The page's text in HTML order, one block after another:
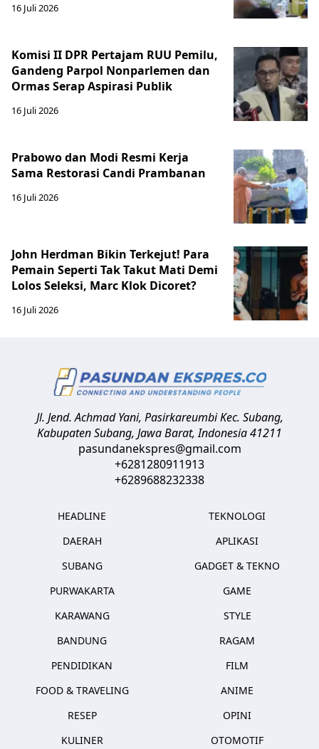
16 Juli 2026
Komisi II DPR Pertajam RUU Pemilu,
Gandeng Parpol Nonparlemen dan
Ormas Serap Aspirasi Publik
16 Juli 2026
Prabowo dan Modi Resmi Kerja
Sama Restorasi Candi Prambanan
16 Juli 2026
John Herdman Bikin Terkejut! Para
Pemain Seperti Tak Takut Mati Demi
Lolos Seleksi, Marc Klok Dicoret?
16 Juli 2026
Jl. Jend. Achmad Yani, Pasirkareumbi Kec. Subang,
Kabupaten Subang, Jawa Barat,Indonesia41211
pasundanekspres@gmail.com
+6281280911913
+6289688232338
HEADLINE
DAERAH
SUBANG
PURWAKARTA
KARAWANG
BANDUNG
PENDIDIKAN
FOOD & TRAVELING
RESEP
KULINER
TEKNOLOGI
APLIKASI
GADGET & TEKNO
GAME
STYLE
RAGAM
FILM
ANIME
OPINI
OTOMOTIF